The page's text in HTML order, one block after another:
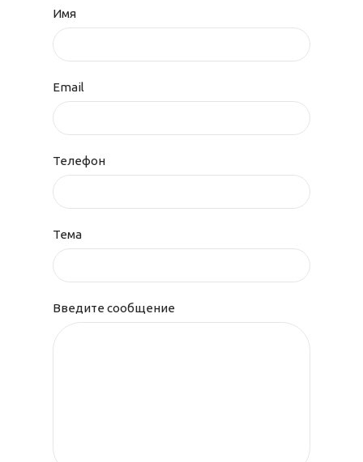
Имя
Email
Телефон
Тема
Введите сообщение